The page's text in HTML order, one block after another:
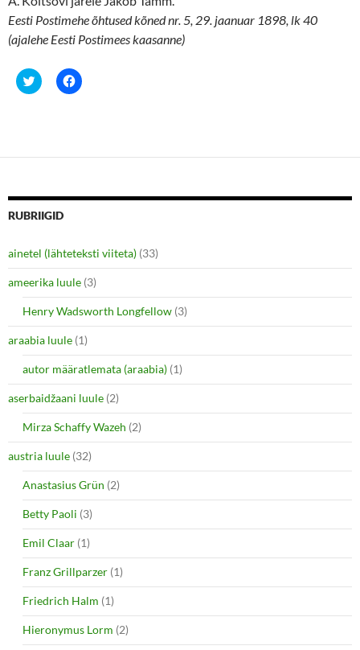
Eesti Postimehe õhtused kõned nr. 5, 29. jaanuar 1898, lk 40
(ajalehe Eesti Postimees kaasanne)
C
l
h
e
o
n
t
t
e
r
(
O
p
e
n
n
n
w
w
i
n
d
o
)
C
l
h
e
o
e
b
o
o
k
(
O
p
e
n
i
n
n
e
w
w
i
n
d
w
)
RUBRIIGID
ainetel (lähteteksti viiteta) (33)
ameerika luule (3)
Henry Wadsworth Longfellow (3)
araabia luule (1)
autor määratlemata (araabia) (1)
aserbaidžaani luule (2)
Mirza Schaffy Wazeh (2)
austria luule (32)
Anastasius Grün (2)
Betty Paoli (3)
Emil Claar (1)
Franz Grillparzer (1)
Friedrich Halm (1)
Hieronymus Lorm (2)